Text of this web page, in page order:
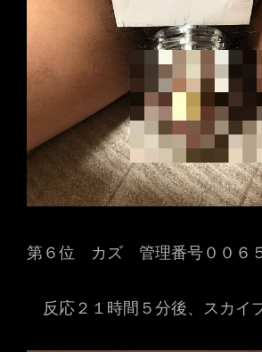
第６位 カズ 管理番号００６５
反応２１時間５分後、スカイ